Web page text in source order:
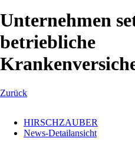
Unternehmen
betriebliche
Zurück
HIRSCHZAUBER
News-Detailansicht